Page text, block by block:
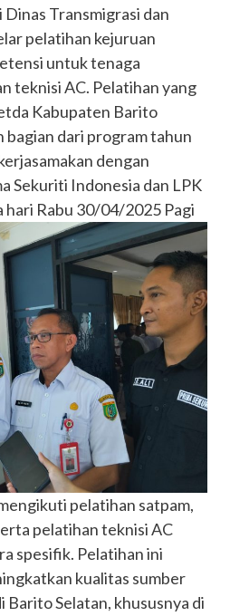
Transmigrasi dan
pelatihan kejuruan
untuk tenaga
teknisi AC. Pelatihan yang
Kabupaten Barito
bagian dari program tahun
dengan
Sekuriti Indonesia dan LPK
hari Rabu 30/04/2025 Pagi
pelatihan satpam,
pelatihan teknisi AC
spesifik. Pelatihan ini
kualitas sumber
Barito Selatan, khususnya di